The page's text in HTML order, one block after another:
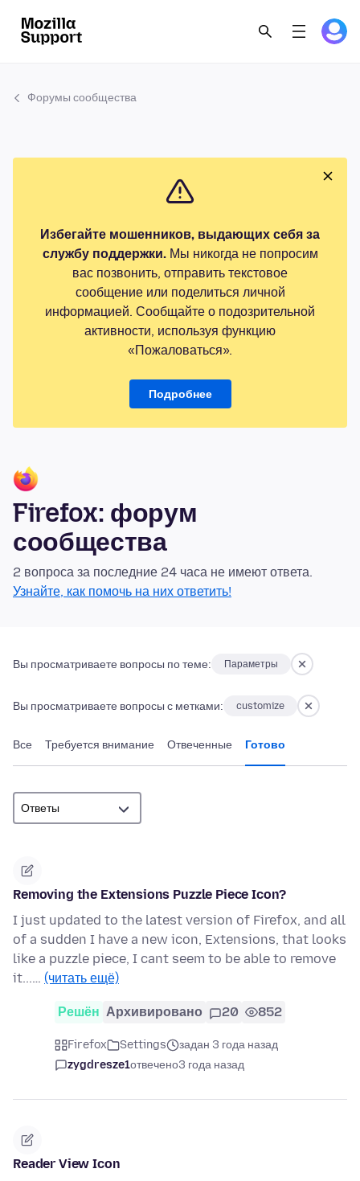
Форумы сообщества
Избегайте мошенников, выдающих себя за
службу поддержки.Мы никогда не попросим
вас позвонить, отправить текстовое
сообщение или поделиться личной
информацией. Сообщайте о подозрительной
активности, используя функцию
«Пожаловаться».
Подробнее
Firefox: форум
сообщества
2 вопроса за последние 24 часа не имеют ответа.
Узнайте, как помочь на них ответить!
Вы просматриваете вопросы по теме: Параметры
Вы просматриваете вопросы с метками: customize
Все Требуется внимание Отвеченные Готово
Removing the Extensions Puzzle Piece Icon?
I just updated to the latest version of Firefox, and all
of a sudden I have a new icon, Extensions, that looks
like a puzzle piece, I cant seem to be able to remove
it...… (читать ещё)
Решён Архивировано 20 852
Firefox Settings
задан 3 года назад
zygdresze1отвечено3 года назад
Reader View Icon